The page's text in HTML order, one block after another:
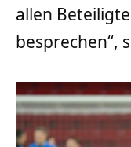
allen
besprechen“,